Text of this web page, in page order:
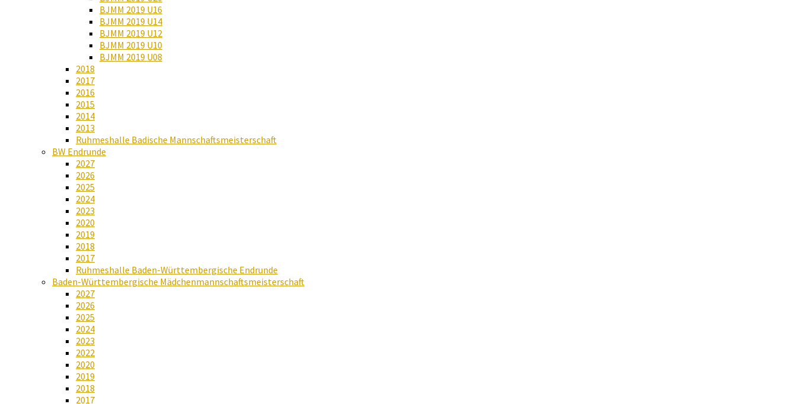
BJMM 2019 U16
BJMM 2019 U14
BJMM 2019 U12
BJMM 2019 U10
BJMM 2019 U08
2018
2017
2016
2015
2014
2013
Ruhmeshalle Badische Mannschaftsmeisterschaft
BW Endrunde
2027
2026
2025
2024
2023
2020
2019
2018
2017
Ruhmeshalle Baden-Württembergische Endrunde
Baden-Württembergische Mädchenmannschaftsmeisterschaft
2027
2026
2025
2024
2023
2022
2020
2019
2018
2017